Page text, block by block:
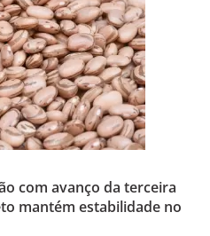
com avanço da terceira
mantém estabilidade no